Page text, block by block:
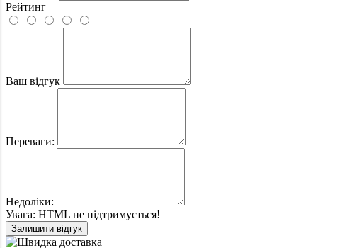
Рейтинг
Ваш відгук
Переваги:
Недоліки:
Увага: HTML не підтримується!
Залишити відгук